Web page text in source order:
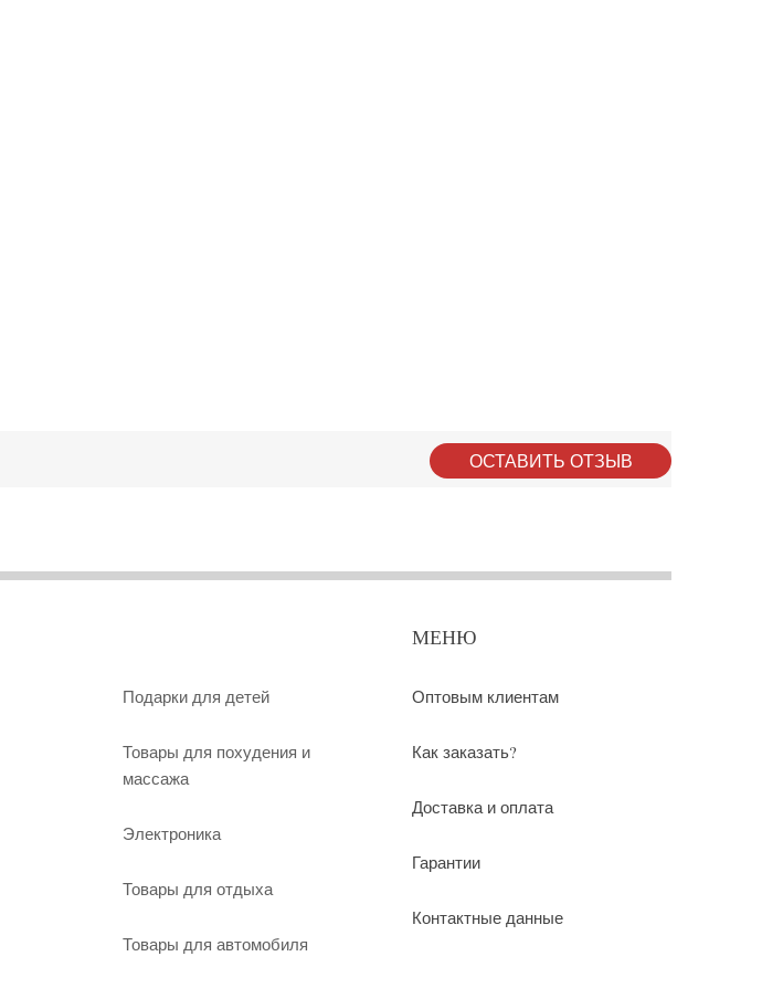
ОСТАВИТЬ ОТЗЫВ
Подарки для детей
Товары для похудения и
массажа
Электроника
Товары для отдыха
Товары для автомобиля
МЕНЮ
Оптовым клиентам
Как заказать?
Доставка и оплата
Гарантии
Контактные данные